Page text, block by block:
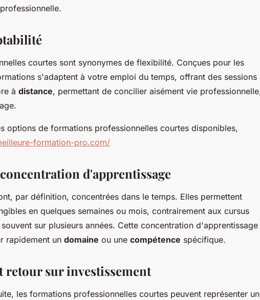
courtes sont synonymes de flexibilité. Conçues pour les
s'adaptent à votre emploi du temps, offrant des sessions
à distance, permettant de concilier aisément vie
options de formations professionnelles courtes disponibles,
formation-pro.com/
d'apprentissage
par définition, concentrées dans le temps. Elles permettent
en quelques semaines ou mois, contrairement aux cursus
sur plusieurs années. Cette concentration d'apprentissage
rapidement un domaine ou une compétence spécifique.
retour sur investissement
les formations professionnelles courtes peuvent représenter un